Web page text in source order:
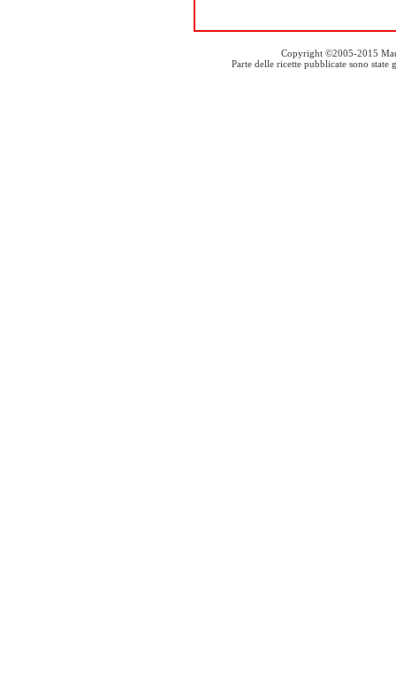
Copyright ©2005-2015
Parte delle ricette pubblicate sono state